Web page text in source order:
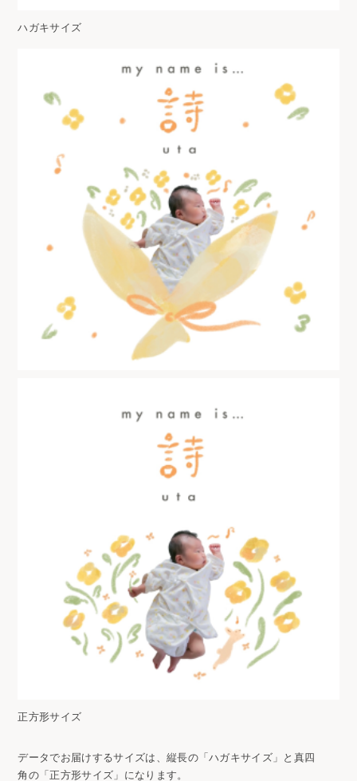
ハガキサイズ
正方形サイズ
データでお届けするサイズは、縦長の「ハガキサイズ」と真四
角の「正方形サイズ」になります。